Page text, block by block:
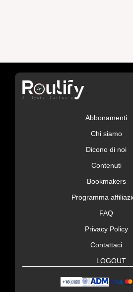
Abbonamenti
Chi siamo
Dicono di noi
Contenuti
Bookmakers
Programma
FAQ
Privacy Policy
Contattaci
LOGOUT